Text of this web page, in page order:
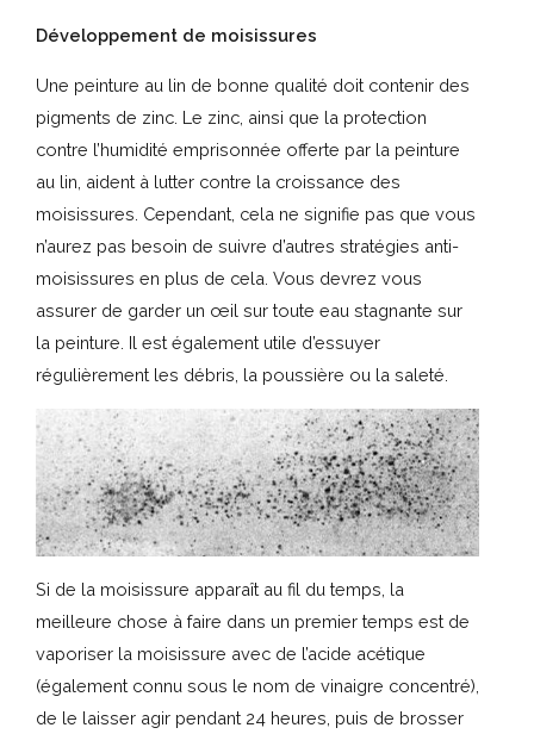
Développement de moisissures
Une peinture au lin de bonne qualité doit contenir des
pigments de zinc. Le zinc, ainsi que la protection
contre l’humidité emprisonnée offerte par la peinture
au lin, aident à lutter contre la croissance des
moisissures. Cependant, cela ne signifie pas que vous
n’aurez pas besoin de suivre d’autres stratégies anti-
moisissures en plus de cela. Vous devrez vous
assurer de garder un œil sur toute eau stagnante sur
la peinture. Il est également utile d’essuyer
régulièrement les débris, la poussière ou la saleté.
Si de la moisissure apparaît au fil du temps, la
meilleure chose à faire dans un premier temps est de
vaporiser la moisissure avec de l’acide acétique
(également connu sous le nom de vinaigre concentré),
de le laisser agir pendant 24 heures, puis de brosser